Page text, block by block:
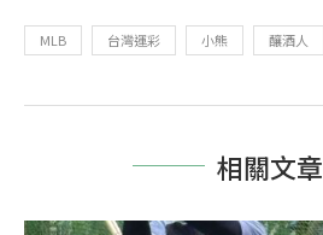
MLB 台灣運彩 小熊 釀酒人
相關文章